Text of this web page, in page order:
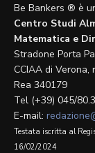
Be Bankers ® è
Centro Studi
Matematica e
Stradone Porta
CCIAA di Verona,
Rea 340179
Tel (+39) 045/
E-mail:
Testata iscritta al
16/02/2024